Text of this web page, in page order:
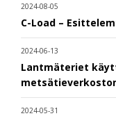
2024-08-05
C-Load –
2024-06-13
Lantmäteriet
2024-05-31